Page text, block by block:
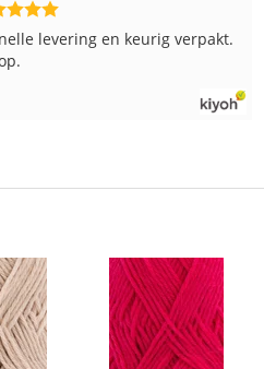
levering en keurig verpakt.